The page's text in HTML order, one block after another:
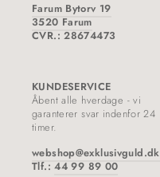
Farum Bytorv 19
3520 Farum
CVR.: 28674473
KUNDESERVICE
Åbent alle hverdage - vi
garanterer svar indenfor 24
timer.
webshop@exklusivguld.dk
Tlf.:44 99 89 00